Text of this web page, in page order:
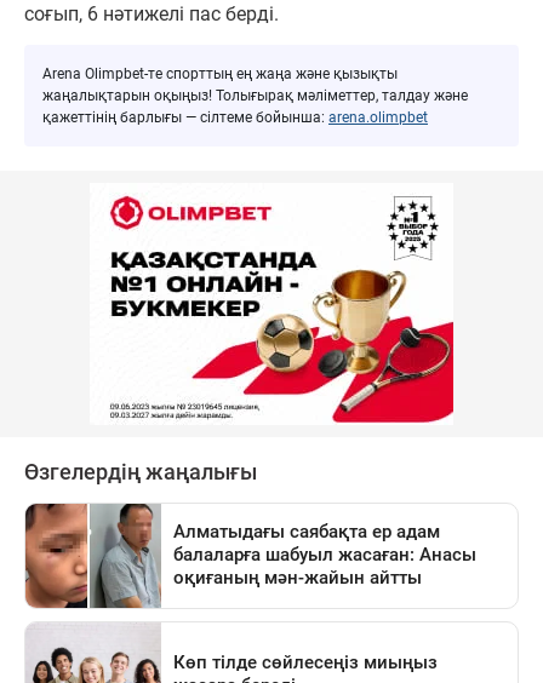
соғып, 6 нәтижелі пас берді.
Arena Olimpbet-те спорттың ең жаңа және қызықты
жаңалықтарын оқыңыз! Толығырақ мәліметтер, талдау және
қажеттінің барлығы — сілтеме бойынша: arena.olimpbet